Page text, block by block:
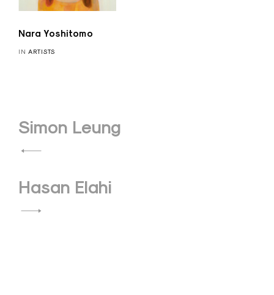
Nara Yoshitomo
IN ARTISTS
Post
navigation
Simon Leung
Hasan Elahi